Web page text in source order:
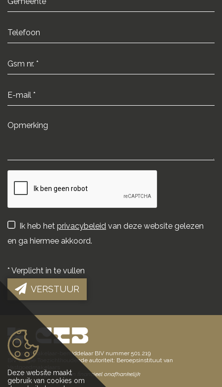
Ik heb het privacybeleid van deze website gelezen
en ga hiermee akkoord.
* Verplicht in te vullen
VERSTUUR
Vastgoedmakelaar-bemiddelaar BIV nummer 501.219
BIV België Toezichthoudende autoriteit: Beroepsinstituut van
Elk kantoor is juridisch en financieel onafhankelijk
Deze website maakt
gebruik van cookies om